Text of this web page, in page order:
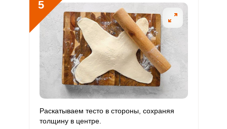
Цинк 5.1 мг 12 мг 2.9 7.1
Бор 1077.7 мкг 1200 мкг 6
Ванадий 389 мкг 20 мкг 129.5 324.2
Молибден 58.2 мкг 70 мкг 5.5
5
Раскатываем тесто в стороны, сохраняя
толщину в центре.